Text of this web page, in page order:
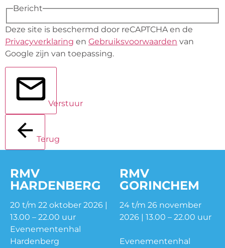
Bericht
Deze site is beschermd door reCAPTCHA en de
Privacyverklaring en Gebruiksvoorwaarden van
Google zijn van toepassing.
Verstuur
Terug
RMV
HARDENBERG
20 t/m 22 oktober 2026 |
13.00 – 22.00 uur
Evenementenhal
Hardenberg
RMV
GORINCHEM
24 t/m 26 november
2026 | 13.00 – 22.00 uur
Evenementenhal